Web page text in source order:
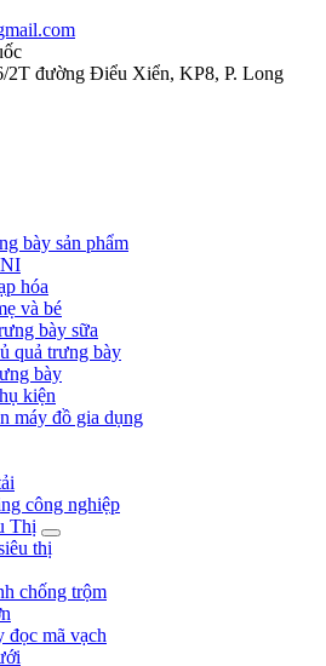
2T đường Điểu Xiển, KP8, P. Long
bày sản phẩm
hóa
và bé
bày sữa
quả trưng bày
bày
kiện
máy đồ gia dụng
công nghiệp
Thị
thị
chống trộm
đọc mã vạch